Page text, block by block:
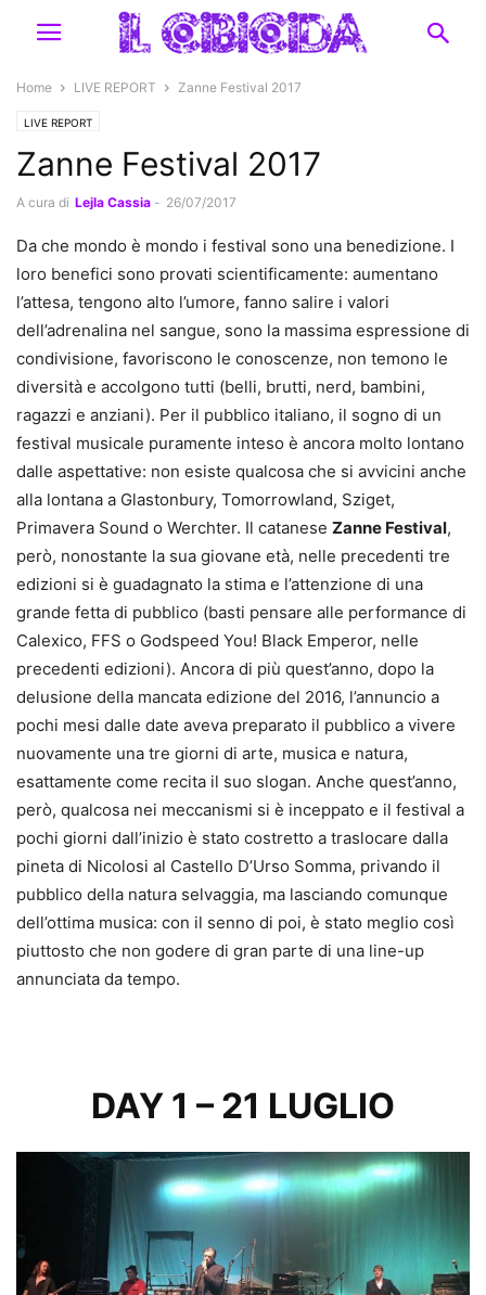
Home LIVE REPORT Zanne Festival 2017
LIVE REPORT
Zanne Festival 2017
A cura di Lejla Cassia - 26/07/2017
Da che mondo è mondo i festival sono una benedizione. I
loro benefici sono provati scientificamente: aumentano
l’attesa, tengono alto l’umore, fanno salire i valori
dell’adrenalina nel sangue, sono la massima espressione di
condivisione, favoriscono le conoscenze, non temono le
diversità e accolgono tutti (belli, brutti, nerd, bambini,
ragazzi e anziani). Per il pubblico italiano, il sogno di un
festival musicale puramente inteso è ancora molto lontano
dalle aspettative: non esiste qualcosa che si avvicini anche
alla lontana a Glastonbury, Tomorrowland, Sziget,
Primavera Sound o Werchter. Il catanese Zanne Festival,
però, nonostante la sua giovane età, nelle precedenti tre
edizioni si è guadagnato la stima e l’attenzione di una
grande fetta di pubblico (basti pensare alle performance di
Calexico, FFS o Godspeed You! Black Emperor, nelle
precedenti edizioni). Ancora di più quest’anno, dopo la
delusione della mancata edizione del 2016, l’annuncio a
pochi mesi dalle date aveva preparato il pubblico a vivere
nuovamente una tre giorni di arte, musica e natura,
esattamente come recita il suo slogan. Anche quest’anno,
però, qualcosa nei meccanismi si è inceppato e il festival a
pochi giorni dall’inizio è stato costretto a traslocare dalla
pineta di Nicolosi al Castello D’Urso Somma, privando il
pubblico della natura selvaggia, ma lasciando comunque
dell’ottima musica: con il senno di poi, è stato meglio così
piuttosto che non godere di gran parte di una line-up
annunciata da tempo.
DAY 1 – 21 LUGLIO